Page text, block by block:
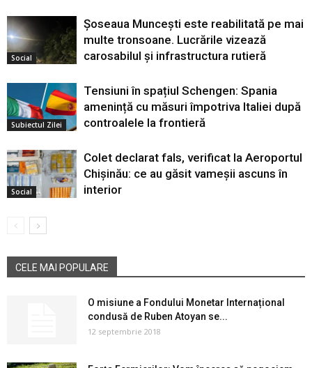
Social
Șoseaua Muncești este reabilitată pe mai
multe tronsoane. Lucrările vizează
carosabilul și infrastructura rutieră
Subiectul Zilei
Tensiuni în spațiul Schengen: Spania
amenință cu măsuri împotriva Italiei după
controalele la frontieră
Social
Colet declarat fals, verificat la Aeroportul
Chișinău: ce au găsit vameșii ascuns în
interior
CELE MAI POPULARE
O misiune a Fondului Monetar Internațional
condusă de Ruben Atoyan se...
12 septembrie 2018